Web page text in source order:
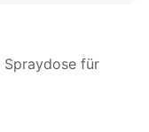
Spraydose für